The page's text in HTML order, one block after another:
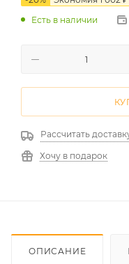
Есть в наличии
Рассчитать
Хочу в подарок
ОПИСАНИЕ